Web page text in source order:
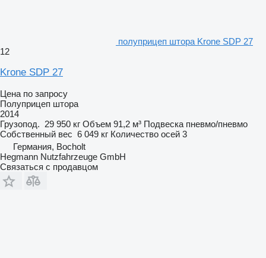
полуприцеп штора Krone SDP 27
12
Krone SDP 27
Цена по запросу
Полуприцеп штора
2014
Грузопод. 29 950 кг Объем 91,2 м³ Подвеска пневмо/пневмо
Собственный вес 6 049 кг Количество осей 3
Германия, Bocholt
Hegmann Nutzfahrzeuge GmbH
Связаться с продавцом